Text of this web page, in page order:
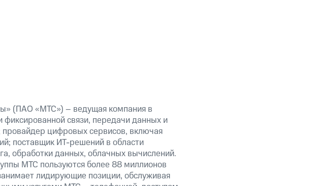
(ПАО «МТС») – ведущая компания в
связи, передачи данных и
провайдер цифровых сервисов, включая
поставщик ИТ-решений в области
обработки данных, облачных вычислений.
МТС пользуются более 88 миллионов
лидирующие позиции, обслуживая